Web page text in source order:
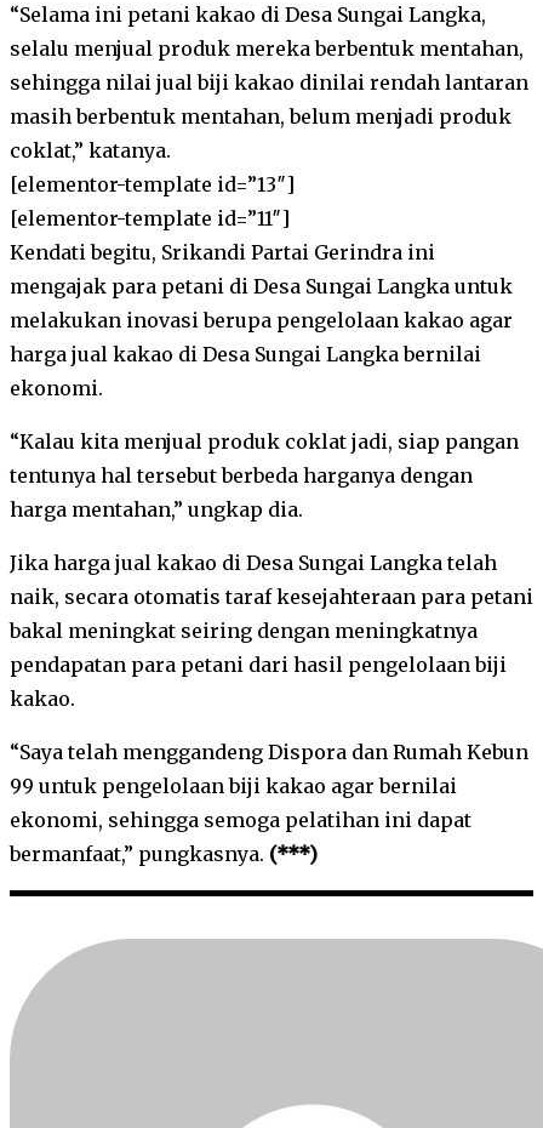
“Selama ini petani kakao di Desa Sungai Langka,
selalu menjual produk mereka berbentuk mentahan,
sehingga nilai jual biji kakao dinilai rendah lantaran
masih berbentuk mentahan, belum menjadi produk
coklat,” katanya.
[elementor-template id=”13″]
[elementor-template id=”11″]
Kendati begitu, Srikandi Partai Gerindra ini
mengajak para petani di Desa Sungai Langka untuk
melakukan inovasi berupa pengelolaan kakao agar
harga jual kakao di Desa Sungai Langka bernilai
ekonomi.
“Kalau kita menjual produk coklat jadi, siap pangan
tentunya hal tersebut berbeda harganya dengan
harga mentahan,” ungkap dia.
Jika harga jual kakao di Desa Sungai Langka telah
naik, secara otomatis taraf kesejahteraan para petani
bakal meningkat seiring dengan meningkatnya
pendapatan para petani dari hasil pengelolaan biji
kakao.
“Saya telah menggandeng Dispora dan Rumah Kebun
99 untuk pengelolaan biji kakao agar bernilai
ekonomi, sehingga semoga pelatihan ini dapat
bermanfaat,” pungkasnya. (***)